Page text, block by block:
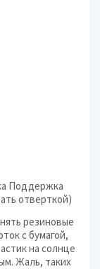
Поддержка
отверткой)
резиновые
с бумагой,
на солнце
Жаль, таких